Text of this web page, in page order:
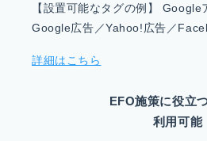
【設置可能なタグの例】 Google
Google広告／Yahoo!広告／
詳細はこちら
EFO施策に役立
利用可能